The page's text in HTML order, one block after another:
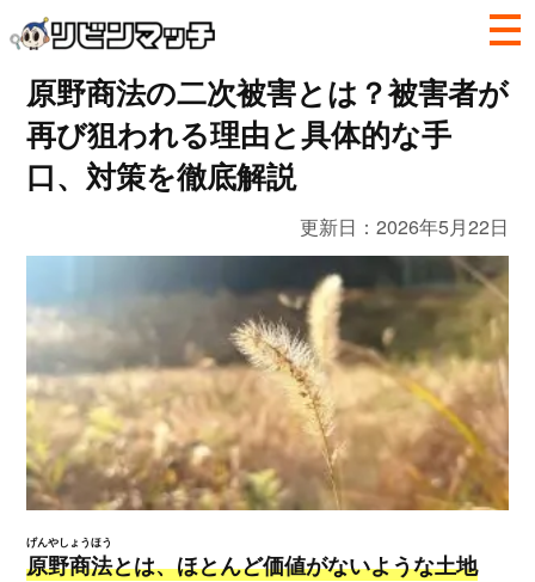
原野商法の二次被害とは？被害者が
再び狙われる理由と具体的な手
口、対策を徹底解説
更新日：2026年5月22日
原野商法
げんやしょうほう
とは、ほとんど価値がないような土地